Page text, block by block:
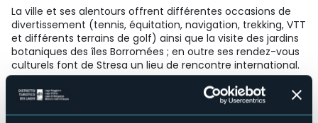
La ville et ses alentours offrent différentes occasions de
divertissement (tennis, équitation, navigation, trekking, VTT
et différents terrains de golf) ainsi que la visite des jardins
botaniques des îles Borromées ; en outre ses rendez-vous
culturels font de Stresa un lieu de rencontre international.
No
Wellness